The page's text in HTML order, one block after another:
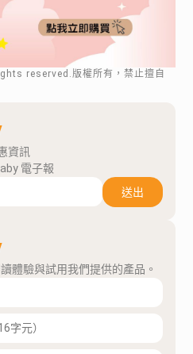
reserved.版權所有，禁止擅自
資訊
電子報
送出
體驗與試用我們提供的產品。